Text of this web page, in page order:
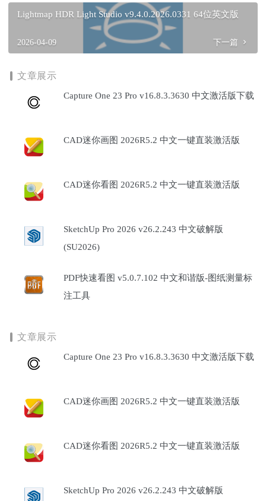
Lightmap HDR Light Studio v9.4.0.2026.0331 64位英文版
2026-04-09 下一篇
文章展示
Capture One 23 Pro v16.8.3.3630 中文激活版下载
CAD迷你画图 2026R5.2 中文一键直装激活版
CAD迷你看图 2026R5.2 中文一键直装激活版
SketchUp Pro 2026 v26.2.243 中文破解版
(SU2026)
PDF快速看图 v5.0.7.102 中文和谐版-图纸测量标
注工具
文章展示
Capture One 23 Pro v16.8.3.3630 中文激活版下载
CAD迷你画图 2026R5.2 中文一键直装激活版
CAD迷你看图 2026R5.2 中文一键直装激活版
SketchUp Pro 2026 v26.2.243 中文破解版